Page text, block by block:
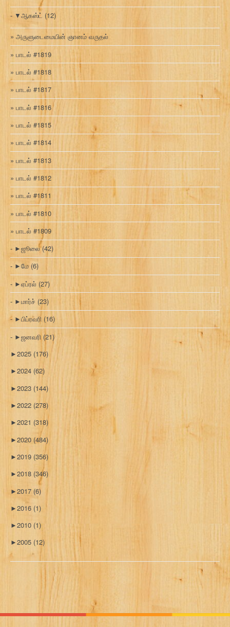
▼ஆகஸ்ட் (12)
அருளுடைமையின் ஞானம் வருதல்
பாடல் #1819
பாடல் #1818
பாடல் #1817
பாடல் #1816
பாடல் #1815
பாடல் #1814
பாடல் #1813
பாடல் #1812
பாடல் #1811
பாடல் #1810
பாடல் #1809
►ஜூலை(42)
►மே (6)
►ஏப்ரல் (27)
►மார்ச் (23)
►பிப்ரவரி (16)
►ஜனவரி (21)
►2025 (176)
►2024 (62)
►2023 (144)
►2022 (278)
►2021 (318)
►2020 (484)
►2019 (356)
►2018 (346)
►2017 (6)
►2016 (1)
►2010 (1)
►2005 (12)